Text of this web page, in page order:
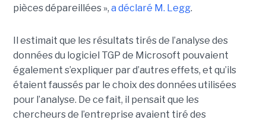
pièces dépareillées », a déclaré M. Legg.
Il estimait que les résultats tirés de l’analyse des
données du logiciel TGP de Microsoft pouvaient
également s’expliquer par d’autres effets, et qu’ils
étaient faussés par le choix des données utilisées
pour l’analyse. De ce fait, il pensait que les
chercheurs de l’entreprise avaient tiré des